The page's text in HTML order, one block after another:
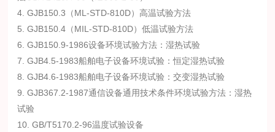
4. GJB150.3（ML-STD-810D）高温试验方法
5. GJB150.4（MIL-STD-810D）低温试验方法
6. GJB150.9-1986设备环境试验方法：湿热试验
7. GJB4.5-1983船舶电子设备环境试验：恒定湿热试验
8. GJB4.6-1983船舶电子设备环境试验：交变湿热试验
9. GJB367.2-1987通信设备通用技术条件环境试验方法：湿热
试验
10. GB/T5170.2-96温度试验设备